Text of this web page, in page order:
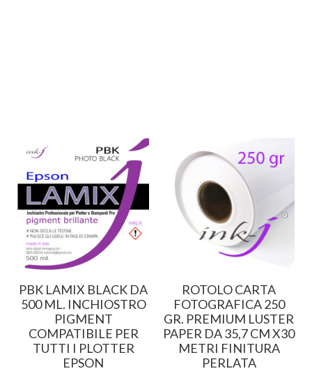
PBK LAMIX BLACK DA
500 ML. INCHIOSTRO
PIGMENT
COMPATIBILE PER
TUTTI I PLOTTER
EPSON
ROTOLO CARTA
FOTOGRAFICA 250
GR. PREMIUM LUSTER
PAPER DA 35,7 CM X30
METRI FINITURA
PERLATA